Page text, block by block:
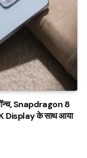
Snapdragon 8
Display के साथ आया